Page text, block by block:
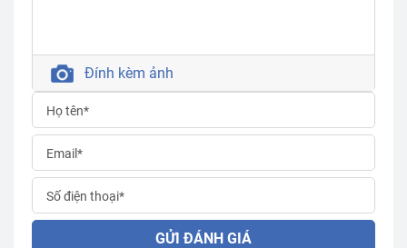
Đính kèm ảnh
GỬI ĐÁNH GIÁ